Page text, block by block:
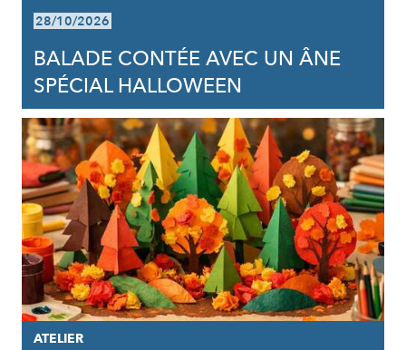
28/10/2026
BALADE CONTÉE AVEC UN ÂNE
SPÉCIAL HALLOWEEN
ATELIER